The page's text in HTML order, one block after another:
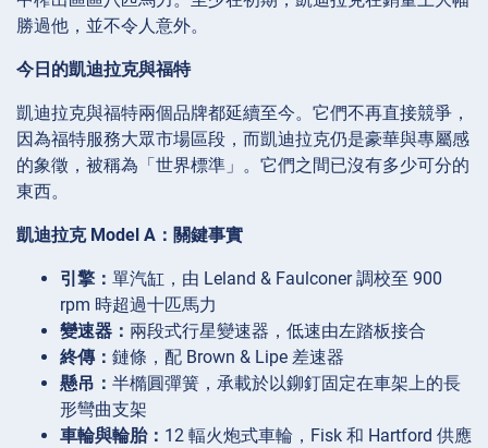
勝過他，並不令人意外。
今日的凱迪拉克與福特
凱迪拉克與福特兩個品牌都延續至今。它們不再直接競爭，
因為福特服務大眾市場區段，而凱迪拉克仍是豪華與專屬感
的象徵，被稱為「世界標準」。它們之間已沒有多少可分的
東西。
凱迪拉克 Model A：關鍵事實
引擎： 單汽缸，由 Leland & Faulconer 調校至 900
rpm 時超過十匹馬力
變速器： 兩段式行星變速器，低速由左踏板接合
終傳： 鏈條，配 Brown & Lipe 差速器
懸吊： 半橢圓彈簧，承載於以鉚釘固定在車架上的長
形彎曲支架
車輪與輪胎： 12 輻火炮式車輪，Fisk 和 Hartford 供應